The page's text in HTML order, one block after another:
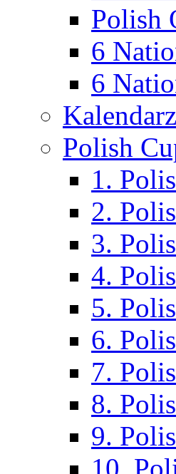
Polish
6
6
Polish
1.
2.
3.
4.
5.
6.
7.
8.
9.
10.